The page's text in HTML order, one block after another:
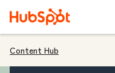
Content Hub